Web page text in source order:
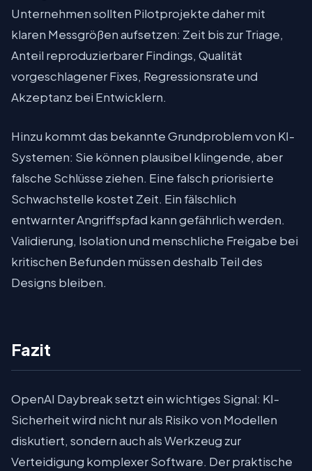
Unternehmen sollten Pilotprojekte daher mit
klaren Messgrößen aufsetzen: Zeit bis zur Triage,
Anteil reproduzierbarer Findings, Qualität
vorgeschlagener Fixes, Regressionsrate und
Akzeptanz bei Entwicklern.
Hinzu kommt das bekannte Grundproblem von KI-
Systemen: Sie können plausibel klingende, aber
falsche Schlüsse ziehen. Eine falsch priorisierte
Schwachstelle kostet Zeit. Ein fälschlich
entwarnter Angriffspfad kann gefährlich werden.
Validierung, Isolation und menschliche Freigabe bei
kritischen Befunden müssen deshalb Teil des
Designs bleiben.
Fazit
OpenAI Daybreak setzt ein wichtiges Signal: KI-
Sicherheit wird nicht nur als Risiko von Modellen
diskutiert, sondern auch als Werkzeug zur
Verteidigung komplexer Software. Der praktische